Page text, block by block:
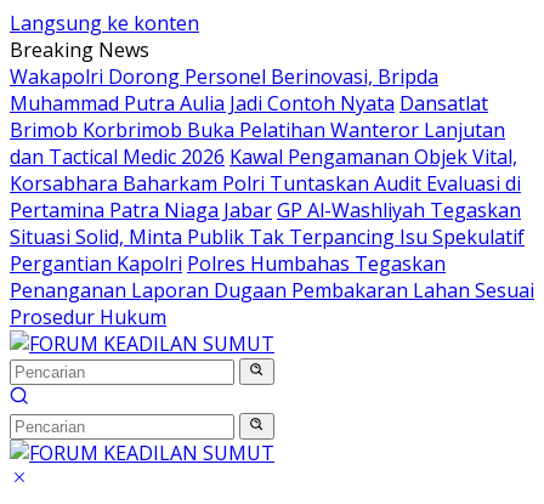
Langsung ke konten
Breaking News
Wakapolri Dorong Personel Berinovasi, Bripda
Muhammad Putra Aulia Jadi Contoh Nyata Dansatlat
Brimob Korbrimob Buka Pelatihan Wanteror Lanjutan
dan Tactical Medic 2026 Kawal Pengamanan Objek Vital,
Korsabhara Baharkam Polri Tuntaskan Audit Evaluasi di
Pertamina Patra Niaga JabarGP Al-Washliyah Tegaskan
Situasi Solid, Minta Publik Tak Terpancing Isu Spekulatif
Pergantian Kapolri Polres Humbahas Tegaskan
Penanganan Laporan Dugaan Pembakaran Lahan Sesuai
Prosedur Hukum